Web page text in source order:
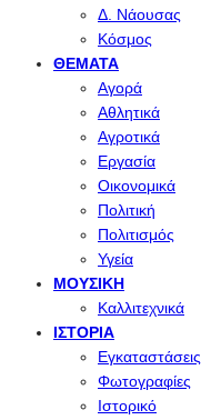
Δ. Νάουσας
Κόσμος
ΘΈΜΑΤΑ
Αγορά
Αθλητικά
Αγροτικά
Εργασία
Οικονομικά
Πολιτική
Πολιτισμός
Υγεία
ΜΟΥΣΙΚΉ
Καλλιτεχνικά
ΙΣΤΟΡΊΑ
Εγκαταστάσεις
Φωτογραφίες
Ιστορικό